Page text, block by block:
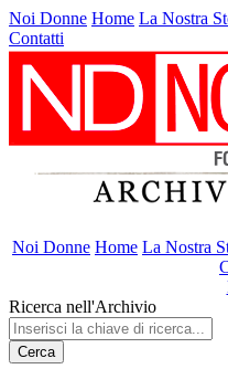
Noi Donne Home La Nostra
Contatti
Noi Donne Home La Nostra
Ricerca nell'Archivio
Cerca